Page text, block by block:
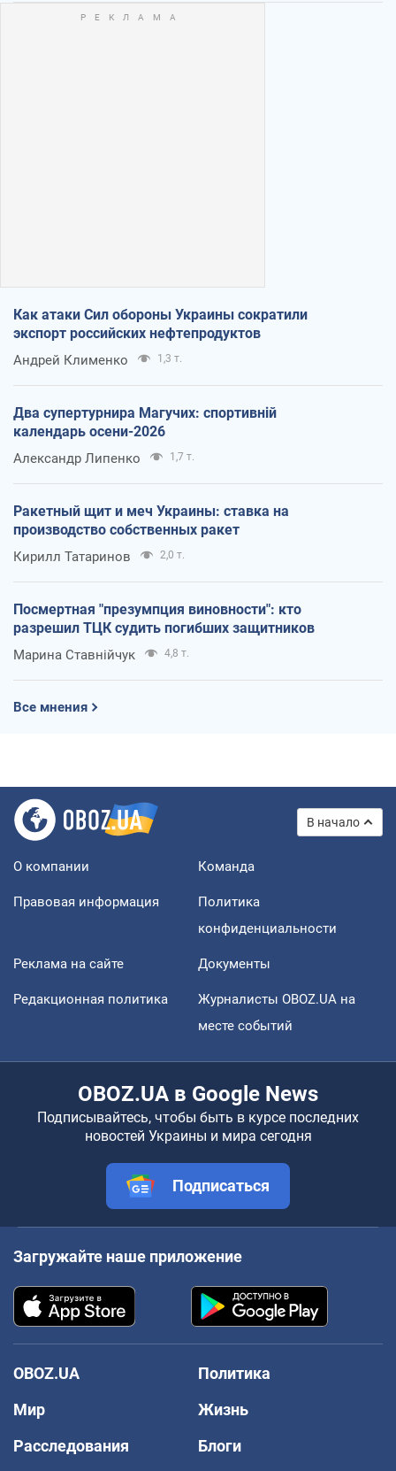
Как атаки Сил обороны Украины сократили
экспорт российских нефтепродуктов
Андрей Клименко 1,3 т.
Два супертурнира Магучих: спортивній
календарь осени-2026
Александр Липенко 1,7 т.
Ракетный щит и меч Украины: ставка на
производство собственных ракет
Кирилл Татаринов 2,0 т.
Посмертная "презумпция виновности": кто
разрешил ТЦК судить погибших защитников
Марина Ставнійчук 4,8 т.
Все мнения
В начало
О компании Команда
Правовая информация
Политика
конфиденциальности
Реклама на сайте Документы
Редакционная политика
Журналисты OBOZ.UA на
месте событий
OBOZ.UA в Google News
Подписывайтесь, чтобы быть в курсе последних
новостей Украины и мира сегодня
Подписаться
Загружайте наше приложение
OBOZ.UA
Политика
Мир
Жизнь
Расследования
Блоги